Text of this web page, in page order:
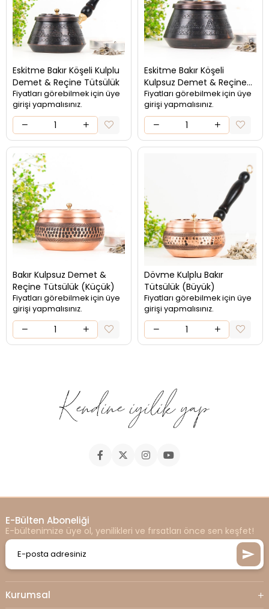
Eskitme Bakır Köşeli Kulplu
Demet & Reçine Tütsülük
Fiyatları görebilmek için üye
girişi yapmalısınız.
Eskitme Bakır Köşeli
Kulpsuz Demet & Reçine
Tütsülük
Fiyatları görebilmek için üye
girişi yapmalısınız.
Bakır Kulpsuz Demet &
Reçine Tütsülük (Küçük)
Fiyatları görebilmek için üye
girişi yapmalısınız.
Dövme Kulplu Bakır
Tütsülük (Büyük)
Fiyatları görebilmek için üye
girişi yapmalısınız.
Kurumsal
E-Bülten Aboneliği
E-bültenimize üye ol, yenilikleri ve fırsatları önce sen keşfet!